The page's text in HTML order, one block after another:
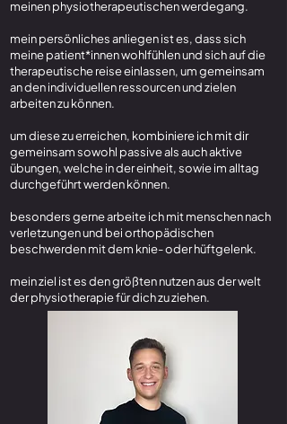
meinen physiotherapeutischen werdegang.
mein persönliches anliegen ist es, dass sich
meine patient*innen wohlfühlen und sich auf die
therapeutische reise einlassen, um gemeinsam
an den individuellen ressourcen und zielen
arbeiten zu können.
um diese zu erreichen, kombiniere ich mit dir
gemeinsam sowohl passive als auch aktive
übungen, welche in der einheit, sowie im alltag
durchgeführt werden können.
besonders gerne arbeite ich mit menschen nach
verletzungen und bei orthopädischen
beschwerden mit dem knie- oder hüftgelenk.
mein ziel ist es den größten nutzen aus der welt
der physiotherapie für dich zu ziehen.